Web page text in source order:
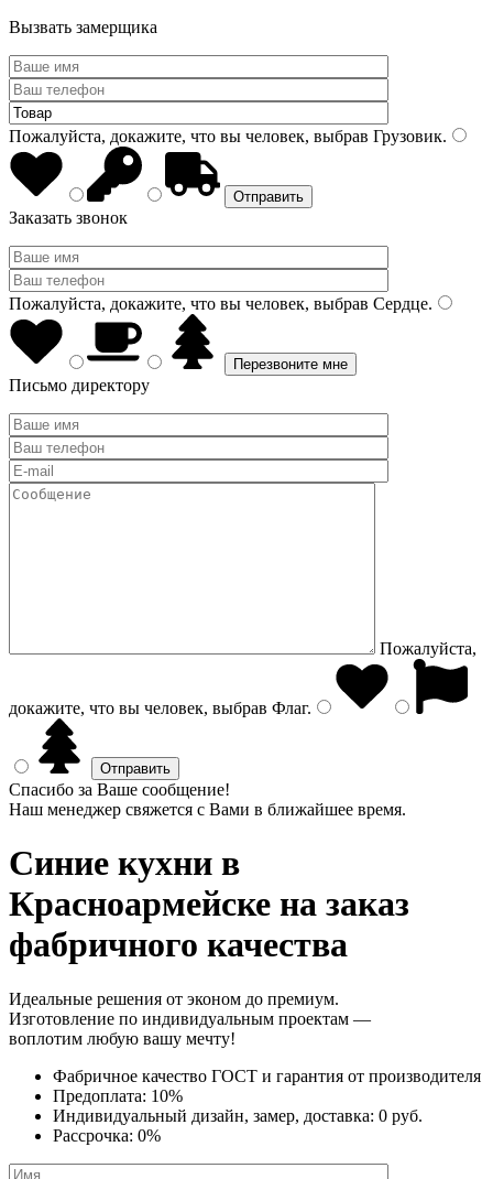
Вызвать замерщика
Пожалуйста, докажите, что вы человек, выбрав Грузовик.
Заказать звонок
Пожалуйста, докажите, что вы человек, выбрав Сердце.
Письмо директору
Пожалуйста,
докажите, что вы человек, выбрав Флаг.
Спасибо за Ваше сообщение!
Наш менеджер свяжется с Вами в ближайшее время.
Синие кухни в
Красноармейске на заказ
фабричного качества
Идеальные решения от эконом до премиум.
Изготовление по индивидуальным проектам —
воплотим любую вашу мечту!
Фабричное качество ГОСТ и гарантия от производителя
Предоплата: 10%
Индивидуальный дизайн, замер, доставка: 0 руб.
Рассрочка: 0%